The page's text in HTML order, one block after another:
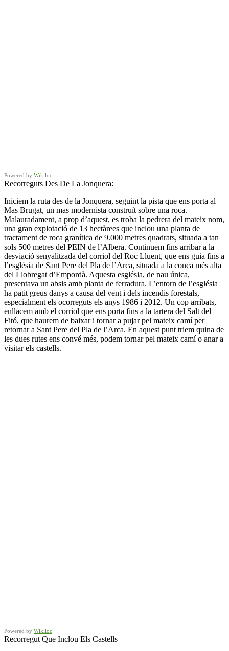
Powered by Wikiloc
Recorreguts Des De La Jonquera:
Iniciem la ruta des de la Jonquera, seguint la pista que ens porta al
Mas Brugat, un mas modernista construït sobre una roca.
Malauradament, a prop d’aquest, es troba la pedrera del mateix nom,
una gran explotació de 13 hectàrees que inclou una planta de
tractament de roca granítica de 9.000 metres quadrats, situada a tan
sols 500 metres del PEIN de l’Albera. Continuem fins arribar a la
desviació senyalitzada del corriol del Roc Lluent, que ens guia fins a
l’església de Sant Pere del Pla de l’Arca, situada a la conca més alta
del Llobregat d’Empordà. Aquesta església, de nau única,
presentava un absis amb planta de ferradura. L’entorn de l’església
ha patit greus danys a causa del vent i dels incendis forestals,
especialment els ocorreguts els anys 1986 i 2012. Un cop arribats,
enllacem amb el corriol que ens porta fins a la tartera del Salt del
Fitó, que haurem de baixar i tornar a pujar pel mateix camí per
retornar a Sant Pere del Pla de l’Arca. En aquest punt triem quina de
les dues rutes ens convé més, podem tornar pel mateix camí o anar a
visitar els castells.
Powered by Wikiloc
Recorregut Que Inclou Els Castells